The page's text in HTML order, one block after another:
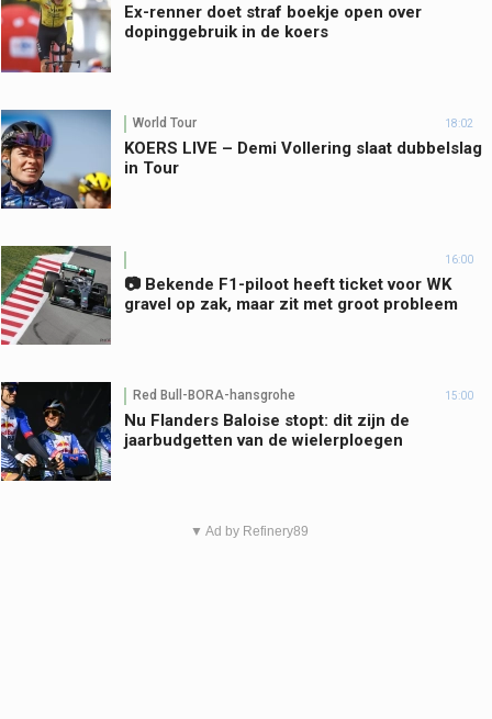
Ex-renner doet straf boekje open over
dopinggebruik in de koers
World Tour 18:02
KOERS LIVE – Demi Vollering slaat dubbelslag
in Tour
16:00
📷 Bekende F1-piloot heeft ticket voor WK
gravel op zak, maar zit met groot probleem
Red Bull-BORA-hansgrohe 15:00
Nu Flanders Baloise stopt: dit zijn de
jaarbudgetten van de wielerploegen
▼ Ad by Refinery89